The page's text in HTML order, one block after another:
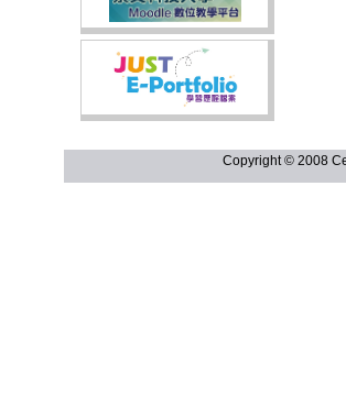
Copyright © 2008